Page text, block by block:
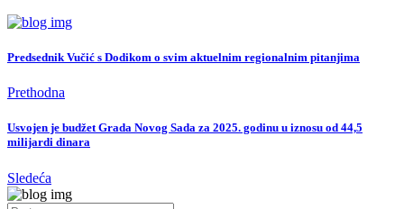
Predsednik Vučić s Dodikom o svim aktuelnim regionalnim pitanjima
Prethodna
Usvojen je budžet Grada Novog Sada za 2025. godinu u iznosu od 44,5
milijardi dinara
Sledeća